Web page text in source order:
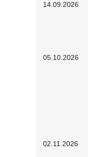
14.09.2026
05.10.2026
02.11.2026